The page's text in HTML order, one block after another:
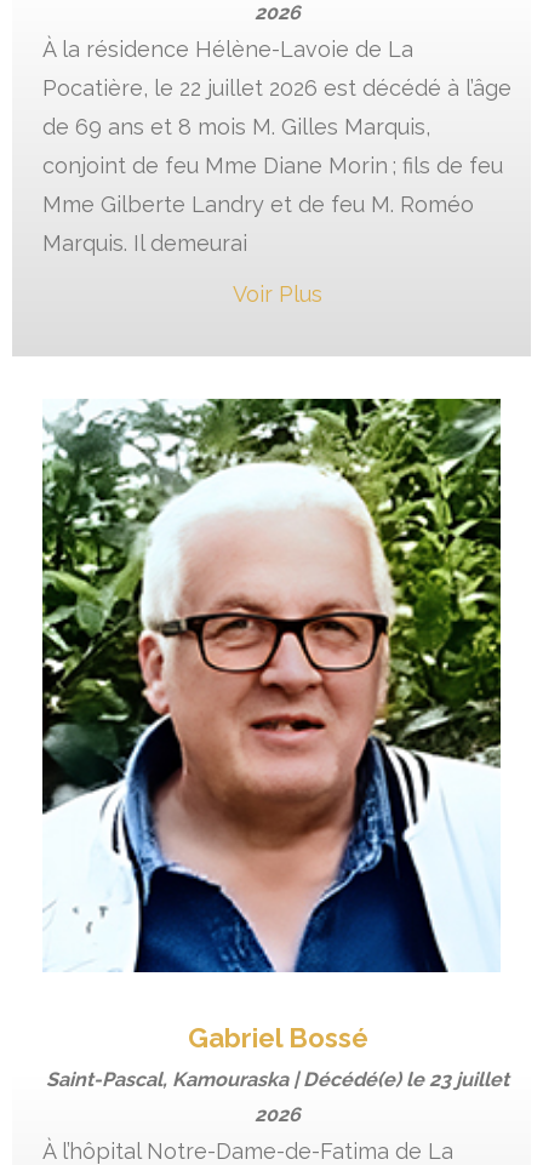
2026
À la résidence Hélène-Lavoie de La
Pocatière, le 22 juillet 2026 est décédé à l’âge
de 69 ans et 8 mois M. Gilles Marquis,
conjoint de feu Mme Diane Morin ; fils de feu
Mme Gilberte Landry et de feu M. Roméo
Marquis. Il demeurai
Voir Plus
Gabriel Bossé
Saint-Pascal, Kamouraska | Décédé(e) le 23 juillet
2026
À l’hôpital Notre-Dame-de-Fatima de La